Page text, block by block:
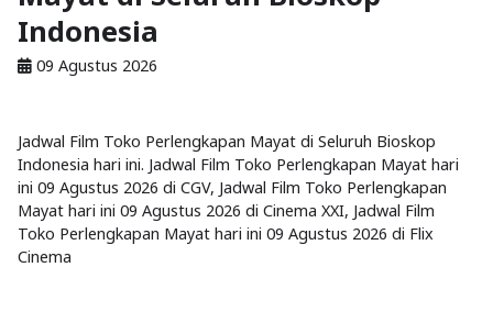
Indonesia
09 Agustus 2026
Jadwal Film Toko Perlengkapan Mayat di Seluruh Bioskop
Indonesia hari ini. Jadwal Film Toko Perlengkapan Mayat hari
ini 09 Agustus 2026 di CGV, Jadwal Film Toko Perlengkapan
Mayat hari ini 09 Agustus 2026 di Cinema XXI, Jadwal Film
Toko Perlengkapan Mayat hari ini 09 Agustus 2026 di Flix
Cinema